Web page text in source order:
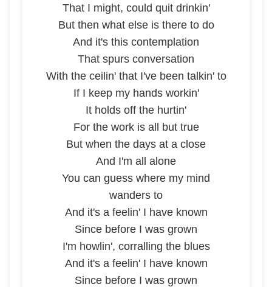
That I might, could quit drinkin'
But then what else is there to do
And it's this contemplation
That spurs conversation
With the ceilin' that I've been talkin' to
If I keep my hands workin'
It holds off the hurtin'
For the work is all but true
But when the days at a close
And I'm all alone
You can guess where my mind
wanders to
And it's a feelin' I have known
Since before I was grown
I'm howlin', corralling the blues
And it's a feelin' I have known
Since before I was grown